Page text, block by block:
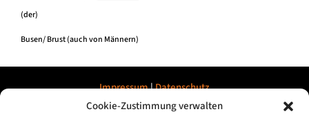
Cookie-Zustimmung verwalten
(der)
Busen/ Brust (auch von Männern)
Impressum|Datenschutz